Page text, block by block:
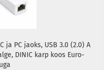
ja PC jaoks, USB 3.0 (2.0) A
DINIC karp koos Euro-